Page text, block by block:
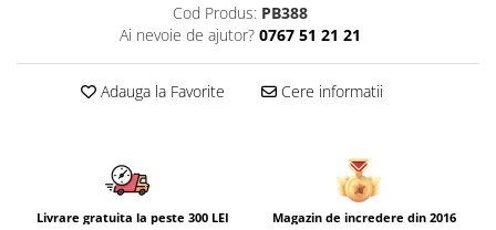
Cod Produs: PB388
Ai nevoie de ajutor? 0767 51 21 21
Adauga la Favorite Cere informatii
Livrare gratuita la peste 300 LEI Magazin de incredere din 2016